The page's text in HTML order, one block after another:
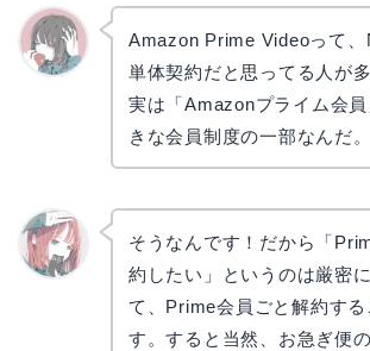
Amazon Prime Videoって、
単体契約だと思ってる人が
実は「Amazonプライム会
きな会員制度の一部なんだ。
そうなんです！だから「
約したい」というのは厳密
て、Prime会員ごと解約する
す。すると当然、お急ぎ便